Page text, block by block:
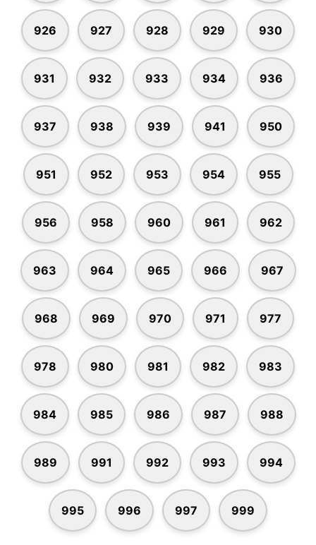
926 927 928 929 930
931 932 933 934 936
937 938 939 941 950
951 952 953 954 955
956 958 960 961 962
963 964 965 966 967
968 969 970 971 977
978 980 981 982 983
984 985 986 987 988
989 991 992 993 994
995 996 997 999